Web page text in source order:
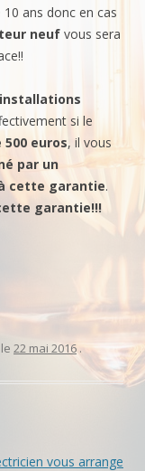
ans donc en cas
neuf vous sera
installations
si le
euros, il vous
par un
cette garantie.
garantie!!!
le 22 mai 2016.
vous arrange